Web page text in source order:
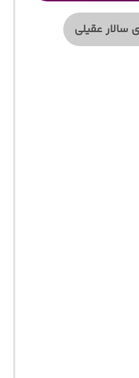
سالار عقیلی